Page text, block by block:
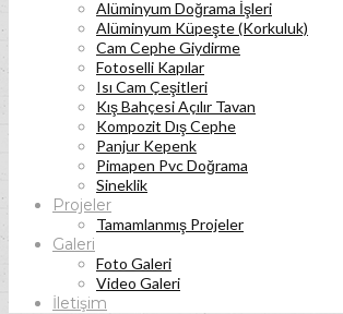
Alüminyum Doğrama İşleri
Alüminyum Küpeşte (Korkuluk)
Cam Cephe Giydirme
Fotoselli Kapılar
Isı Cam Çeşitleri
Kış Bahçesi Açılır Tavan
Kompozit Dış Cephe
Panjur Kepenk
Pimapen Pvc Doğrama
Sineklik
Projeler
Tamamlanmış Projeler
Galeri
Foto Galeri
Video Galeri
İletişim